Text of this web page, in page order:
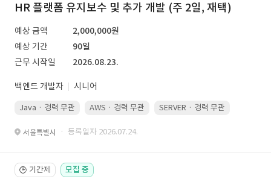
HR 플랫폼 유지보수 및 추가 개발 (주 2일, 재택)
예상 금액
2,000,000원
예상 기간
90일
근무 시작일
2026.08.23.
백엔드 개발자 시니어
Java · 경력 무관 AWS · 경력 무관 SERVER · 경력 무관
서울특별시 · 등록일자 2026.07.24.
🕒 기간제 모집 중